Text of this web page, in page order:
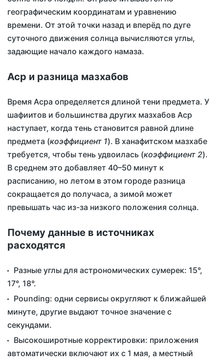
географическим координатам и уравнению
времени. От этой точки назад и вперёд по дуге
суточного движения солнца вычисляются углы,
задающие начало каждого намаза.
Аср и разница мазхабов
Время Асра определяется длиной тени предмета. У
шафиитов и большинства других мазхабов Аср
наступает, когда тень становится равной длине
предмета (коэффициент 1). В ханафитском мазхабе
требуется, чтобы тень удвоилась (коэффициент 2).
В среднем это добавляет 40–50 минут к
расписанию, но летом в этом городе разница
сокращается до получаса, а зимой может
превышать час из-за низкого положения солнца.
Почему данные в источниках
расходятся
Разные углы для астрономических сумерек: 15°,
17°, 18°.
Рounding: одни сервисы округляют к ближайшей
минуте, другие выдают точное значение с
секундами.
Высокоширотные корректировки: приложения
автоматически включают их с 1 мая, а местный